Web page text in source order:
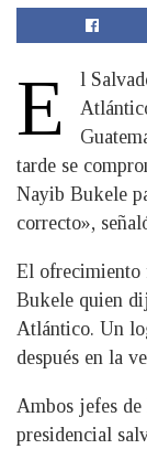
E
l
tarde se
Nayib Bukele
correcto»,
El ofrecimiento
Bukele quien
Atlántico. Un
después en la
Ambos jefes de
presidencial